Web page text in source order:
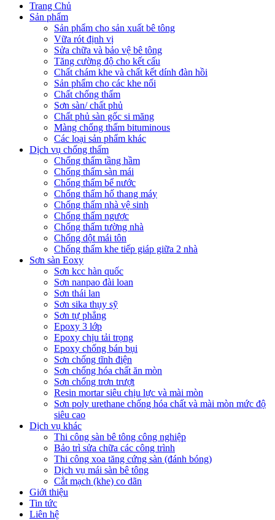
Trang Chủ
Sản phẩm
Sản phẩm cho sản xuất bê tông
Vữa rót định vị
Sửa chữa và bảo vệ bê tông
Tăng cường độ cho kết cấu
Chất chám khe và chất kết dính đàn hồi
Sản phẩm cho các khe nối
Chất chống thấm
Sơn sàn/ chất phủ
Chất phủ sàn gốc si măng
Màng chống thấm bituminous
Các loại sản phẩm khác
Dịch vụ chống thấm
Chống thấm tầng hầm
Chống thấm sàn mái
Chống thấm bể nước
Chống thấm hố thang máy
Chống thấm nhà vệ sinh
Chống thấm ngược
Chống thấm tường nhà
Chống dột mái tôn
Chống thấm khe tiếp giáp giữa 2 nhà
Sơn sàn Eoxy
Sơn kcc hàn quốc
Sơn nanpao đài loan
Sơn thái lan
Sơn sika thụy sỹ
Sơn tự phẳng
Epoxy 3 lớp
Epoxy chịu tải trọng
Epoxy chống bán bụi
Sơn chống tĩnh điện
Sơn chống hóa chất ăn mòn
Sơn chống trơn trượt
Resin mortar siêu chịu lực và mài mòn
Sơn poly urethane chống hóa chất và mài mòn mức độ
siêu cao
Dịch vụ khác
Thi công sàn bê tông công nghiệp
Bảo trì sửa chữa các công trình
Thi công xoa tăng cứng sàn (đánh bóng)
Dịch vụ mái sàn bê tông
Cắt mạch (khe) co dãn
Giới thiệu
Tin tức
Liên hệ